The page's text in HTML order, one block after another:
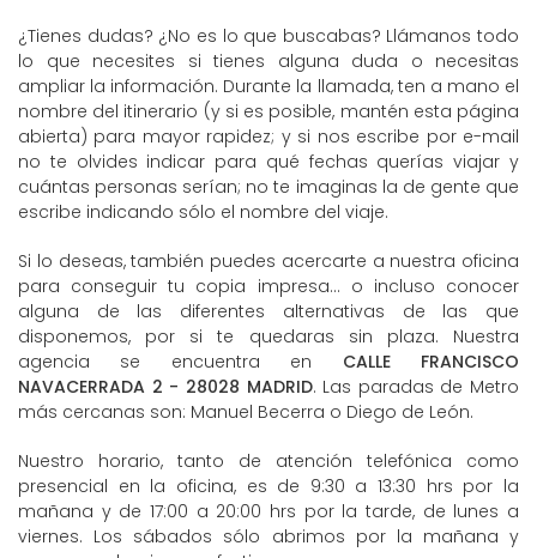
¿Tienes dudas? ¿No es lo que buscabas? Llámanos todo
lo que necesites si tienes alguna duda o necesitas
ampliar la información. Durante la llamada, ten a mano el
nombre del itinerario (y si es posible, mantén esta página
abierta) para mayor rapidez; y si nos escribe por e-mail
no te olvides indicar para qué fechas querías viajar y
cuántas personas serían; no te imaginas la de gente que
escribe indicando sólo el nombre del viaje.
Si lo deseas, también puedes acercarte a nuestra oficina
para conseguir tu copia impresa... o incluso conocer
alguna de las diferentes alternativas de las que
disponemos, por si te quedaras sin plaza. Nuestra
agencia se encuentra en CALLE FRANCISCO
NAVACERRADA 2 - 28028 MADRID. Las paradas de Metro
más cercanas son: Manuel Becerra o Diego de León.
Nuestro horario, tanto de atención telefónica como
presencial en la oficina, es de 9:30 a 13:30 hrs por la
mañana y de 17:00 a 20:00 hrs por la tarde, de lunes a
viernes. Los sábados sólo abrimos por la mañana y